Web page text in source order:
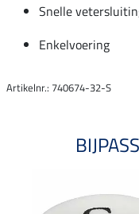
Snelle
Enkelvoering
Artikelnr.: 740674-32-S